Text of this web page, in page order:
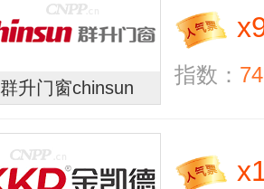
群升门窗chinsun
x
指数：
x